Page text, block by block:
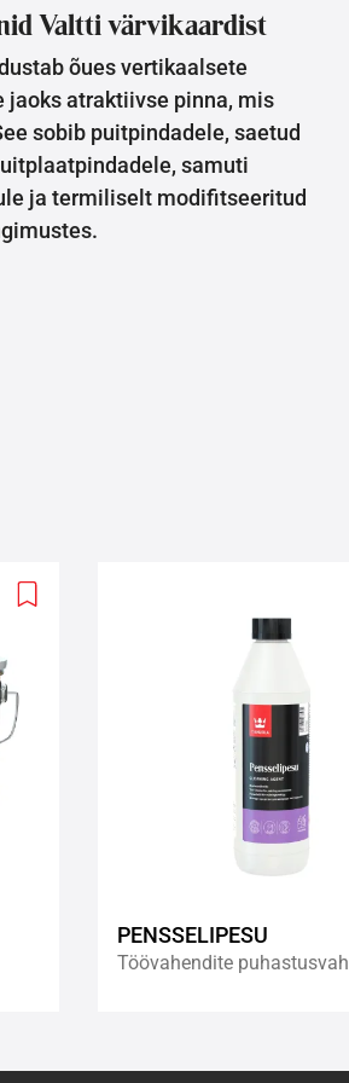
Valtti värvikaardist
õues vertikaalsete
jaoks atraktiivse pinna, mis
sobib puitpindadele, saetud
samuti
ja termiliselt modifitseeritud
Add
PENSSELIPESU
Töövahendite